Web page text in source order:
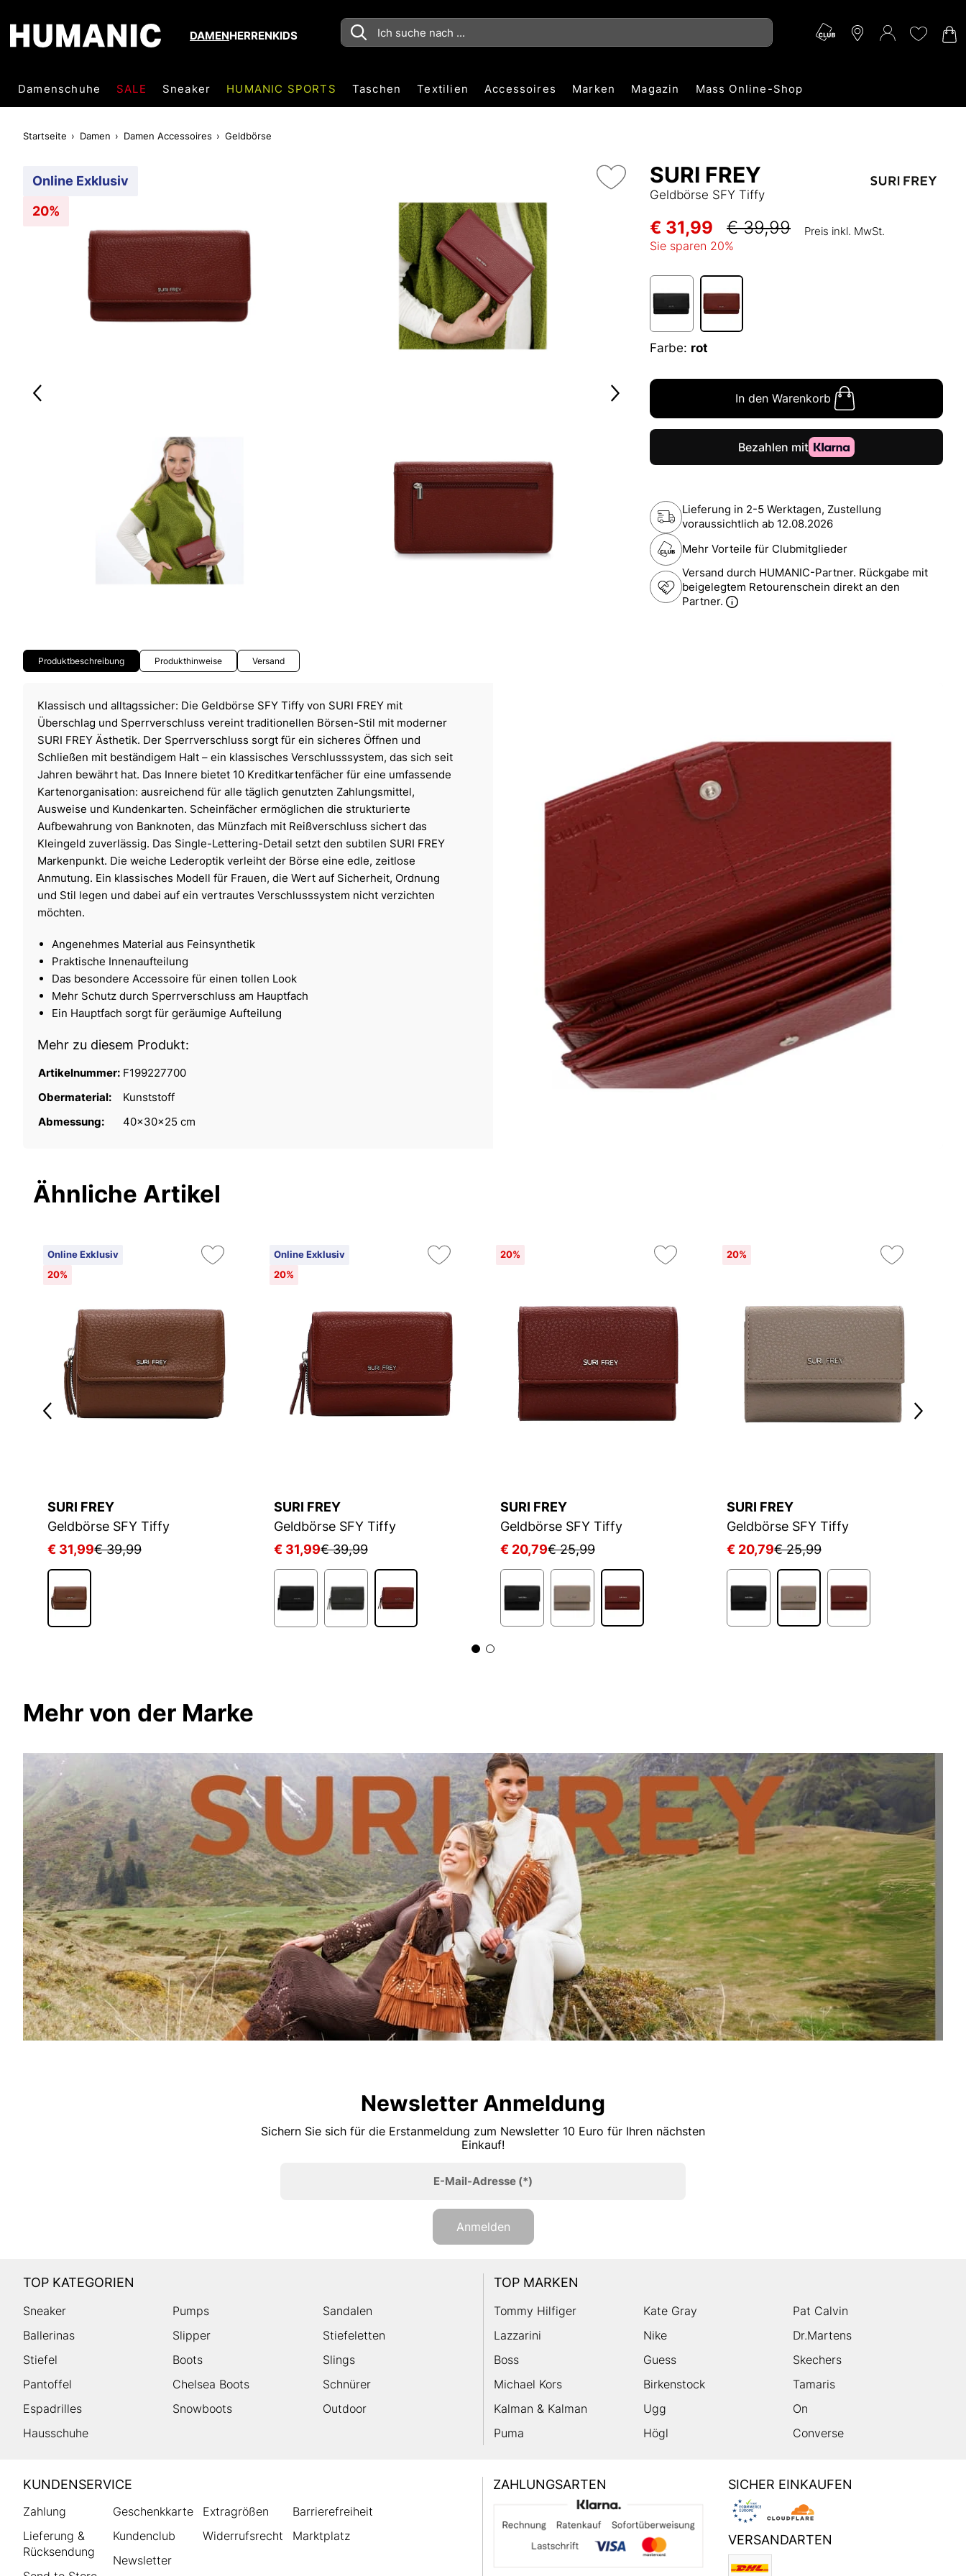
DAMENHERRENKIDS
Damenschuhe SALE Sneaker HUMANIC SPORTS Taschen Textilien Accessoires Marken Magazin Mass Online-Shop
Startseite Damen Damen Accessoires Geldbörse
Online Exklusiv
20%
SURI FREY
Geldbörse SFY Tiffy
€ 31,99 € 39,99 Preis inkl. MwSt.
Sie sparen 20%
Farbe: rot
In den Warenkorb
Lieferung in 2-5 Werktagen, Zustellung
voraussichtlich ab 12.08.2026
Mehr Vorteile für Clubmitglieder
Versand durch HUMANIC-Partner. Rückgabe mit
beigelegtem Retourenschein direkt an den
Partner.
Produktbeschreibung Produkthinweise Versand
Klassisch und alltagssicher: Die Geldbörse SFY Tiffy von SURI FREY mit
Überschlag und Sperrverschluss vereint traditionellen Börsen-Stil mit moderner
SURI FREY Ästhetik. Der Sperrverschluss sorgt für ein sicheres Öffnen und
Schließen mit beständigem Halt – ein klassisches Verschlusssystem, das sich seit
Jahren bewährt hat. Das Innere bietet 10 Kreditkartenfächer für eine umfassende
Kartenorganisation: ausreichend für alle täglich genutzten Zahlungsmittel,
Ausweise und Kundenkarten. Scheinfächer ermöglichen die strukturierte
Aufbewahrung von Banknoten, das Münzfach mit Reißverschluss sichert das
Kleingeld zuverlässig. Das Single-Lettering-Detail setzt den subtilen SURI FREY
Markenpunkt. Die weiche Lederoptik verleiht der Börse eine edle, zeitlose
Anmutung. Ein klassisches Modell für Frauen, die Wert auf Sicherheit, Ordnung
und Stil legen und dabei auf ein vertrautes Verschlusssystem nicht verzichten
möchten.
Angenehmes Material aus Feinsynthetik
Praktische Innenaufteilung
Das besondere Accessoire für einen tollen Look
Mehr Schutz durch Sperrverschluss am Hauptfach
Ein Hauptfach sorgt für geräumige Aufteilung
Mehr zu diesem Produkt:
Artikelnummer: F199227700
Obermaterial:
Kunststoff
Abmessung:
40x30x25 cm
Ähnliche Artikel
Online Exklusiv
20%
SURI FREY
Geldbörse SFY Tiffy
€ 31,99€ 39,99
Online Exklusiv
20%
SURI FREY
Geldbörse SFY Tiffy
€ 31,99€ 39,99
20%
SURI FREY
Geldbörse SFY Tiffy
€ 20,79€ 25,99
20%
SURI FREY
Geldbörse SFY Tiffy
€ 20,79€ 25,99
Mehr von der Marke
Newsletter Anmeldung
Sichern Sie sich für die Erstanmeldung zum Newsletter 10 Euro für Ihren nächsten
Einkauf!
E-Mail-Adresse(*)
Anmelden
TOP KATEGORIEN
Sneaker Pumps
Sandalen
Ballerinas
Slipper
Stiefeletten
Stiefel
Boots
Slings
Pantoffel
Chelsea Boots
Schnürer
Espadrilles
Snowboots
Outdoor
Hausschuhe
TOP MARKEN
Tommy Hilfiger Kate Gray
Pat Calvin
Lazzarini
Nike
Dr.Martens
Boss
Guess
Skechers
Michael Kors
Birkenstock
Tamaris
Kalman & Kalman
Ugg
On
Puma
Högl Converse
HUMANIC
Footer
KUNDENSERVICE
Zahlung
Lieferung &
Rücksendung
Geschenkkarte
Kundenclub
Newsletter
Extragrößen
Widerrufsrecht
Barrierefreiheit
Marktplatz
ZAHLUNGSARTEN SICHER EINKAUFEN
VERSANDARTEN